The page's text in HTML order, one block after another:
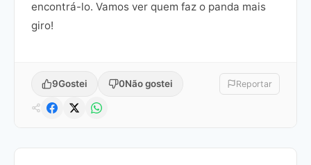
encontrá-lo. Vamos ver quem faz o panda mais
giro!
9Gostei 0Não gostei Reportar